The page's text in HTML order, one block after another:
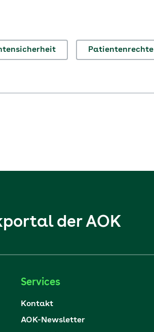
Patientenrechte
der AOK
Services
Kontakt
AOK-Newsletter